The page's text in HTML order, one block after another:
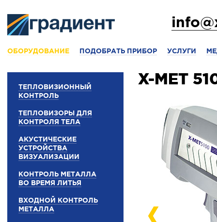
ОБОРУДОВАНИЕ ПОДОБРАТЬ ПРИБОР УСЛУГИ
ТЕПЛОВИЗИОННЫЙ
КОНТРОЛЬ
ТЕПЛОВИЗОРЫ ДЛЯ
КОНТРОЛЯ ТЕЛА
АКУСТИЧЕСКИЕ
УСТРОЙСТВА
ВИЗУАЛИЗАЦИИ
КОНТРОЛЬ МЕТАЛЛА
ВО ВРЕМЯ ЛИТЬЯ
ВХОДНОЙ КОНТРОЛЬ
МЕТАЛЛА
X-MET